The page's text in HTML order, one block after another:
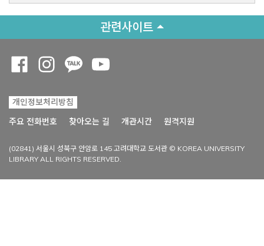
관련사이트
개인정보처리방침
주요 전화번호
찾아오는 길 개관시간 원격지원
(02841) 서울시 성북구 안암로 145 고려대학교 도서관 © KOREA UNIVERSITY
LIBRARY ALL RIGHTS RESERVED.
Opens a new window
Opens a new window
Opens a new window